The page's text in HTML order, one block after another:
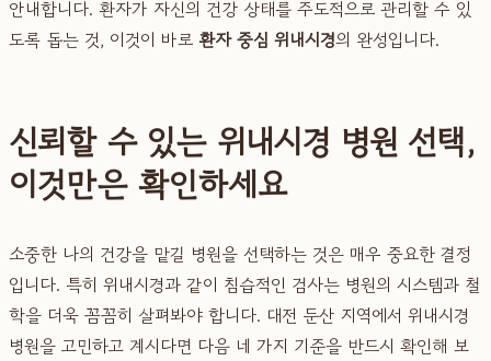
안내합니다. 환자가 자신의 건강 상태를 주도적으로 관리할 수 있
도록 돕는 것, 이것이 바로 환자 중심 위내시경의 완성입니다.
신뢰할 수 있는 위내시경 병원 선택,
이것만은 확인하세요
소중한 나의 건강을 맡길 병원을 선택하는 것은 매우 중요한 결정
입니다. 특히 위내시경과 같이 침습적인 검사는 병원의 시스템과 철
학을 더욱 꼼꼼히 살펴봐야 합니다. 대전 둔산 지역에서 위내시경
병원을 고민하고 계시다면 다음 네 가지 기준을 반드시 확인해 보